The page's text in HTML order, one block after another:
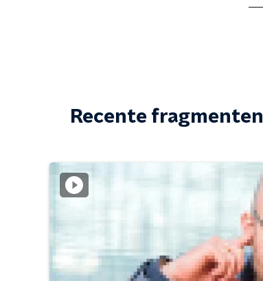
Recente fragmenten